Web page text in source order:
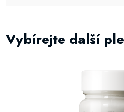
Vybírejte další